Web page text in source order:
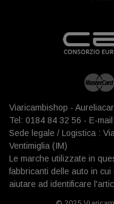
Viaricambishop -
Tel: 0184 84 32 56 - E-
Sede legale / Logistica :
Ventimiglia (IM)
Le marche utilizzate in
fabbricanti delle auto in
aiutare ad identificare